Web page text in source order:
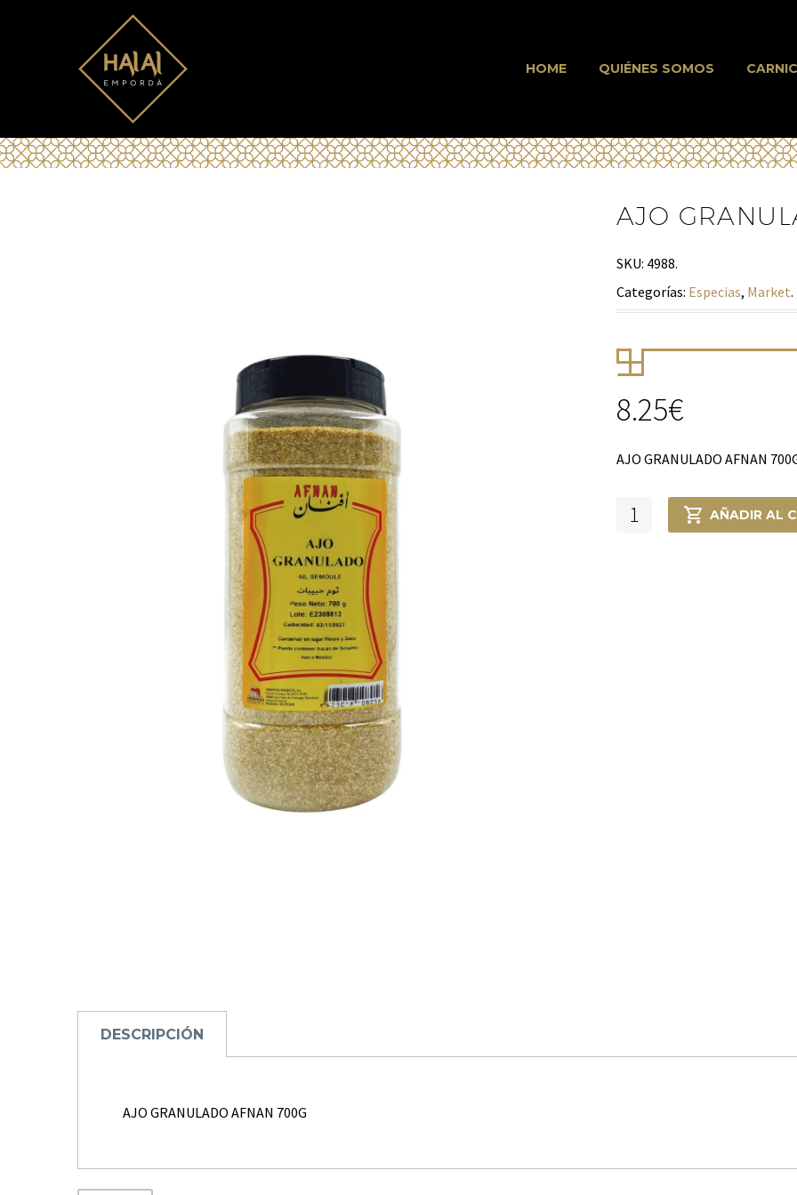
HOME QUIÉNES SOMOS
AJO
SKU: 4988.
Categorías: Especias, Market.
8.25€
AJO GRANULADO AFNAN
AJO
GRANULADO
AÑADIR AL
DESCRIPCIÓN
AJO GRANULADO AFNAN 700G